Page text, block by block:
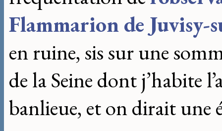
Flammarion de Juvisy-
en ruine, sis sur une
de la Seine dont j’habite
banlieue, et on dirait une